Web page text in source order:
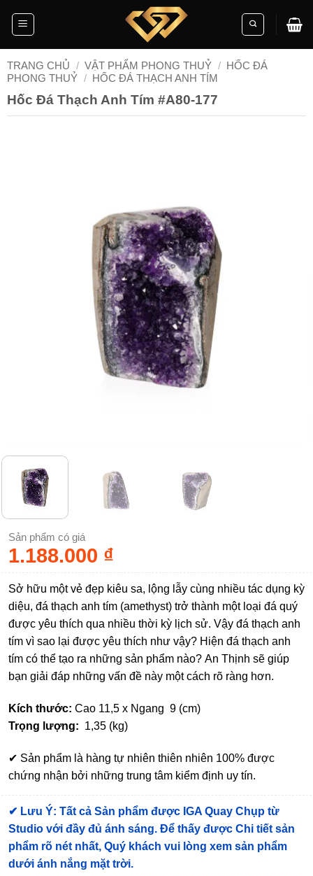
TRANG CHỦ / VẬT PHẨM PHONG THUỶ / HỐC ĐÁ
PHONG THUỶ / HỐC ĐÁ THẠCH ANH TÍM
Hốc Đá Thạch Anh Tím #A80-177
Sản phẩm có giá
1.188.000 ₫
Sở hữu một vẻ đẹp kiêu sa, lộng lẫy cùng nhiều tác dụng kỳ
diệu, đá thạch anh tím (amethyst) trở thành một loại đá quý
được yêu thích qua nhiều thời kỳ lịch sử. Vậy đá thạch anh
tím vì sao lại được yêu thích như vậy? Hiện đá thạch anh
tím có thể tạo ra những sản phẩm nào? An Thịnh sẽ giúp
bạn giải đáp những vấn đề này một cách rõ ràng hơn.
Kích thước: Cao 11,5 x Ngang 9 (cm)
Trọng lượng: 1,35 (kg)
✔ Sản phẩm là hàng tự nhiên thiên nhiên 100% được
chứng nhận bởi những trung tâm kiểm định uy tín.
✔ Lưu Ý: Tất cả Sản phẩm được IGA Quay Chụp từ
Studio với đầy đủ ánh sáng. Để thấy được Chi tiết sản
phẩm rõ nét nhất, Quý khách vui lòng xem sản phẩm
dưới ánh nắng mặt trời.